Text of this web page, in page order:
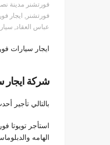
فورتشنر مدينة
فورتشنر , ايجار
عباس العقاد, سيارات
ايجار سيارات
شركة ايجار
بالتالي تأجير
الهامه